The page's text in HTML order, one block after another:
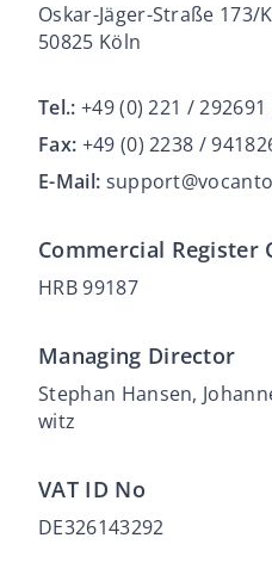
Oskar-Jäger-Straße 173/
50825 Köln
Tel.: +49 (0) 221 / 292691
Fax: +49 (0) 2238 /
E-Mail:
Commercial Register
HRB 99187
Managing Director
Stephan Hansen,
witz
VAT ID No
DE326143292